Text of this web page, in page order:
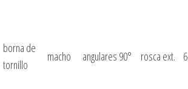
borna de
tornillo
macho angulares 90° rosca ext.